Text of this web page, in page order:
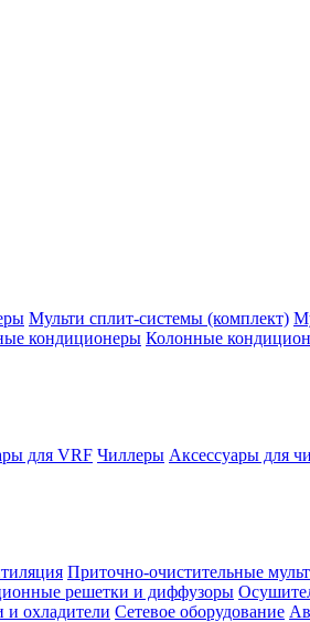
Мульти сплит-системы (комплект)
кондиционеры Колонные
для VRF Чиллеры Аксессуары для
Приточно-очистительные
решетки и диффузоры
и охладители Сетевое оборудование